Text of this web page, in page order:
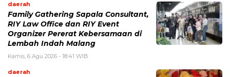
daerah
Family Gathering Sapala Consultant,
RIY Law Office dan RIY Event
Organizer Pererat Kebersamaan di
Lembah Indah Malang
Kamis, 6 Agu 2026 - 18:41 WIB
daerah